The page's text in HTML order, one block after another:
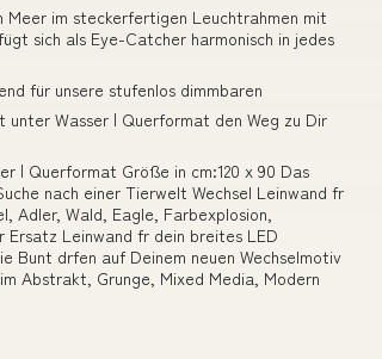
Meer im steckerfertigen Leuchtrahmen mit
sich als Eye-Catcher harmonisch in jedes
für unsere stufenlos dimmbaren
Wasser | Querformat den Weg zu Dir
| Querformat Größe in cm:120 x 90 Das
nach einer Tierwelt Wechsel Leinwand fr
Adler, Wald, Eagle, Farbexplosion,
Ersatz Leinwand fr dein breites LED
Bunt drfen auf Deinem neuen Wechselmotiv
Abstrakt, Grunge, Mixed Media, Modern